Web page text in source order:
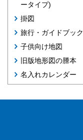
ータイプ)
掛図
旅行・ガイドブック
子供向け地図
旧版地形図の謄本
名入れカレンダー